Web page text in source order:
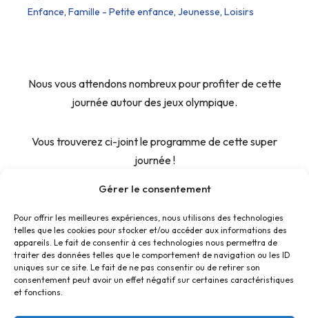
Gérer le consentement
Pour offrir les meilleures expériences, nous utilisons des technologies
telles que les cookies pour stocker et/ou accéder aux informations des
appareils. Le fait de consentir à ces technologies nous permettra de
traiter des données telles que le comportement de navigation ou les ID
uniques sur ce site. Le fait de ne pas consentir ou de retirer son
consentement peut avoir un effet négatif sur certaines caractéristiques
et fonctions.
Enfance, Famille - Petite enfance, Jeunesse, Loisirs
Nous vous attendons nombreux pour profiter de cette
journée autour des jeux olympique.
Vous trouverez ci-joint le programme de cette super
journée !